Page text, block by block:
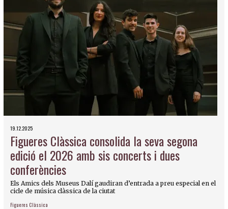
19.12.2025
Figueres Clàssica consolida la seva segona
edició el 2026 amb sis concerts i dues
conferències
Els Amics dels Museus Dalí gaudiran d’entrada a preu especial en el
cicle de música clàssica de la ciutat
Figueres Clàssica